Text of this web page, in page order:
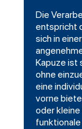
Die
entspricht
sich in
Kapuze ist
ohne
eine
vorne
oder
funktionale